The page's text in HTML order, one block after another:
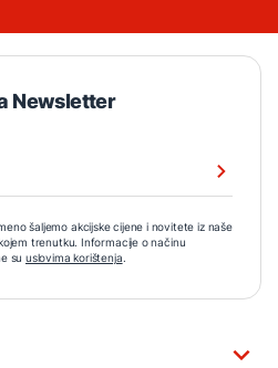
Newsletter
šaljemo akcijske cijene i novitete iz naše
trenutku. Informacije o načinu
su uslovima korištenja.